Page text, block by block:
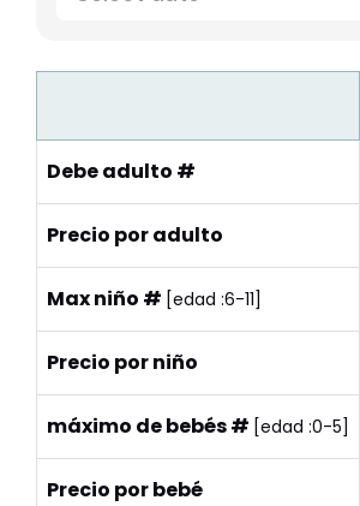
Debe adulto #
Precio por adulto
Max niño # [edad :6-11]
Precio por niño
máximo de bebés # [edad :0-5]
Precio por bebé